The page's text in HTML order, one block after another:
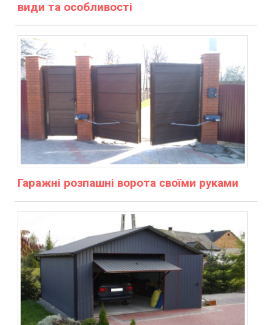
види та особливості
Гаражні розпашні ворота своїми руками